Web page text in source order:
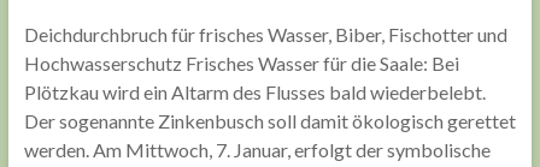
Deichdurchbruch für frisches Wasser, Biber, Fischotter und
Hochwasserschutz Frisches Wasser für die Saale: Bei
Plötzkau wird ein Altarm des Flusses bald wiederbelebt.
Der sogenannte Zinkenbusch soll damit ökologisch gerettet
werden. Am Mittwoch, 7. Januar, erfolgt der symbolische